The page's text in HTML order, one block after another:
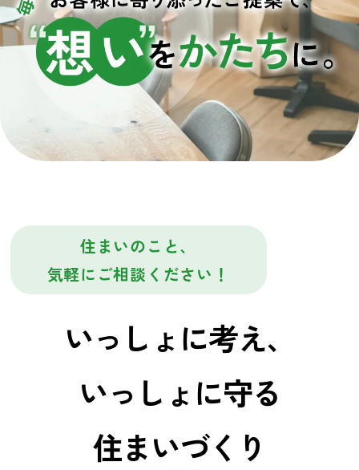
住まいのこと、
気軽にご相談ください！
いっしょに考え、
いっしょに守る
住まいづくり